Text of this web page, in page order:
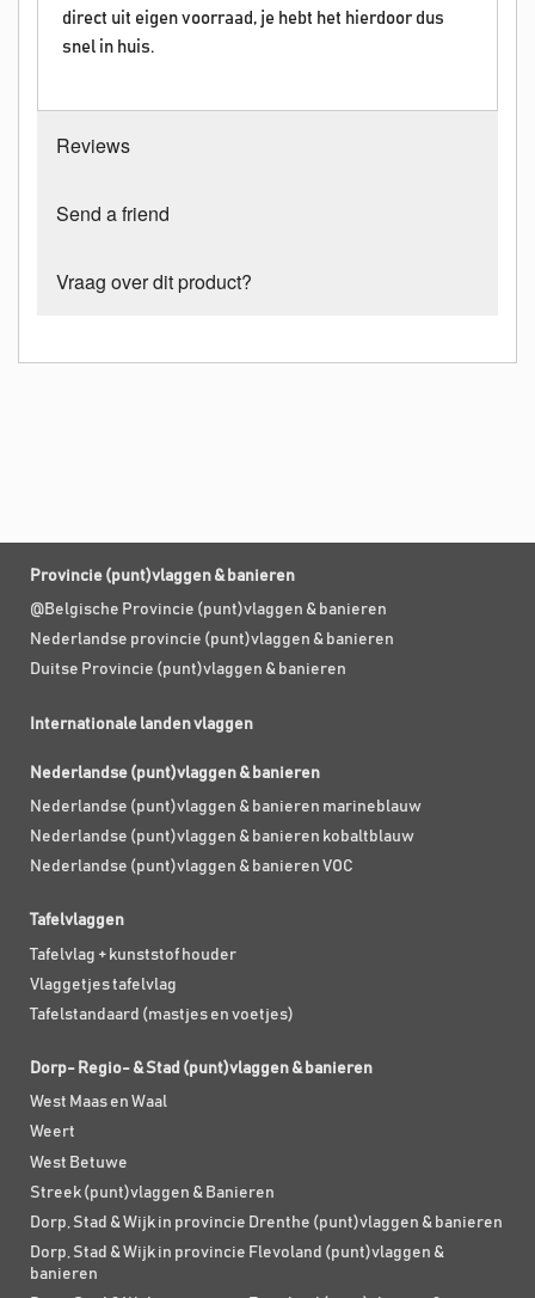
direct uit eigen voorraad, je hebt het hierdoor dus
snel in huis.
Reviews
Send a friend
Vraag over dit product?
Provincie (punt)vlaggen & banieren
@Belgische Provincie (punt)vlaggen & banieren
Nederlandse provincie (punt)vlaggen & banieren
Duitse Provincie (punt)vlaggen & banieren
Internationale landen vlaggen
Nederlandse (punt)vlaggen & banieren
Nederlandse (punt)vlaggen & banieren marineblauw
Nederlandse (punt)vlaggen & banieren kobaltblauw
Nederlandse (punt)vlaggen & banieren VOC
Tafelvlaggen
Tafelvlag + kunststof houder
Vlaggetjes tafelvlag
Tafelstandaard (mastjes en voetjes)
Dorp- Regio- & Stad (punt)vlaggen & banieren
West Maas en Waal
Weert
West Betuwe
Streek (punt)vlaggen & Banieren
Dorp, Stad & Wijk in provincie Drenthe (punt)vlaggen & banieren
Dorp, Stad & Wijk in provincie Flevoland (punt)vlaggen &
banieren